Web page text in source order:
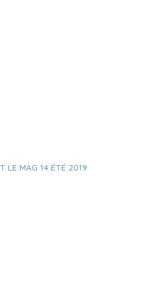
LE MAG 14 ÉTÉ 2019